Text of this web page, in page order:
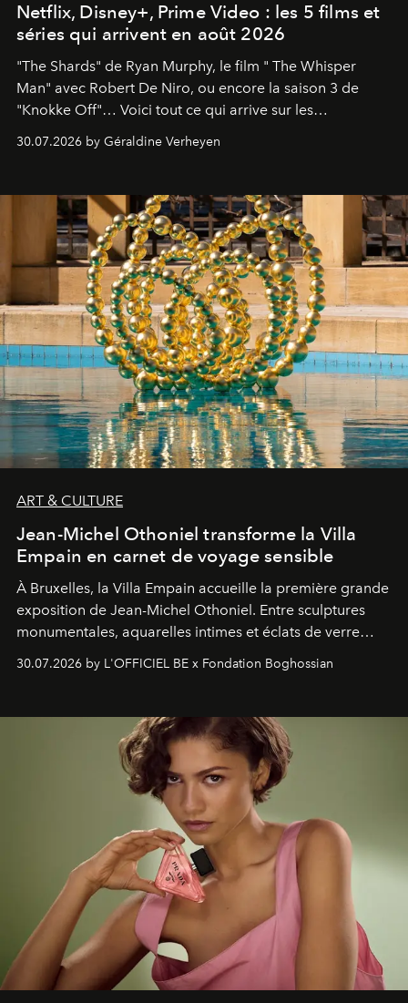
Netflix, Disney+, Prime Video : les 5 films et
séries qui arrivent en août 2026
"The Shards" de Ryan Murphy, le film " The Whisper
Man" avec Robert De Niro, ou encore la saison 3 de
"Knokke Off"… Voici tout ce qui arrive sur les
plateformes de streaming en août 2026.
30.07.2026 by Géraldine Verheyen
ART & CULTURE
Jean-Michel Othoniel transforme la Villa
Empain en carnet de voyage sensible
À Bruxelles, la Villa Empain accueille la première grande
exposition de Jean-Michel Othoniel. Entre sculptures
monumentales, aquarelles intimes et éclats de verre
soufflé, l’artiste français compose un itinéraire
émotionnel où chaque œuvre devient le souvenir
émerveillement.
30.07.2026 by L'OFFICIEL BE x Fondation Boghossian